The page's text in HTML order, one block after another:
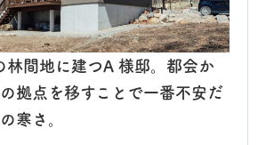
間地に建つA 様邸。都会か
拠点を移すことで一番不安だ
寒さ。